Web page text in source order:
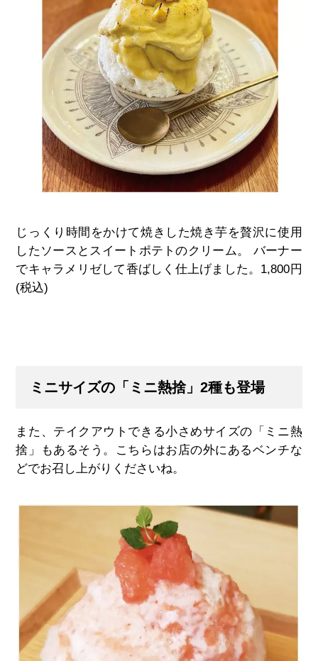
じっくり時間をかけて焼きした焼き芋を贅沢に使用
したソースとスイートポテトのクリーム。 バーナー
でキャラメリゼして香ばしく仕上げました。 1,800 円
(税込)
ミニサイズの「ミニ熱捨」2種も登場
また、テイクアウトできる小さめサイズの「ミニ熱
捨」もあるそう。こちらはお店の外にあるベンチな
どでお召し上がりくださいね。